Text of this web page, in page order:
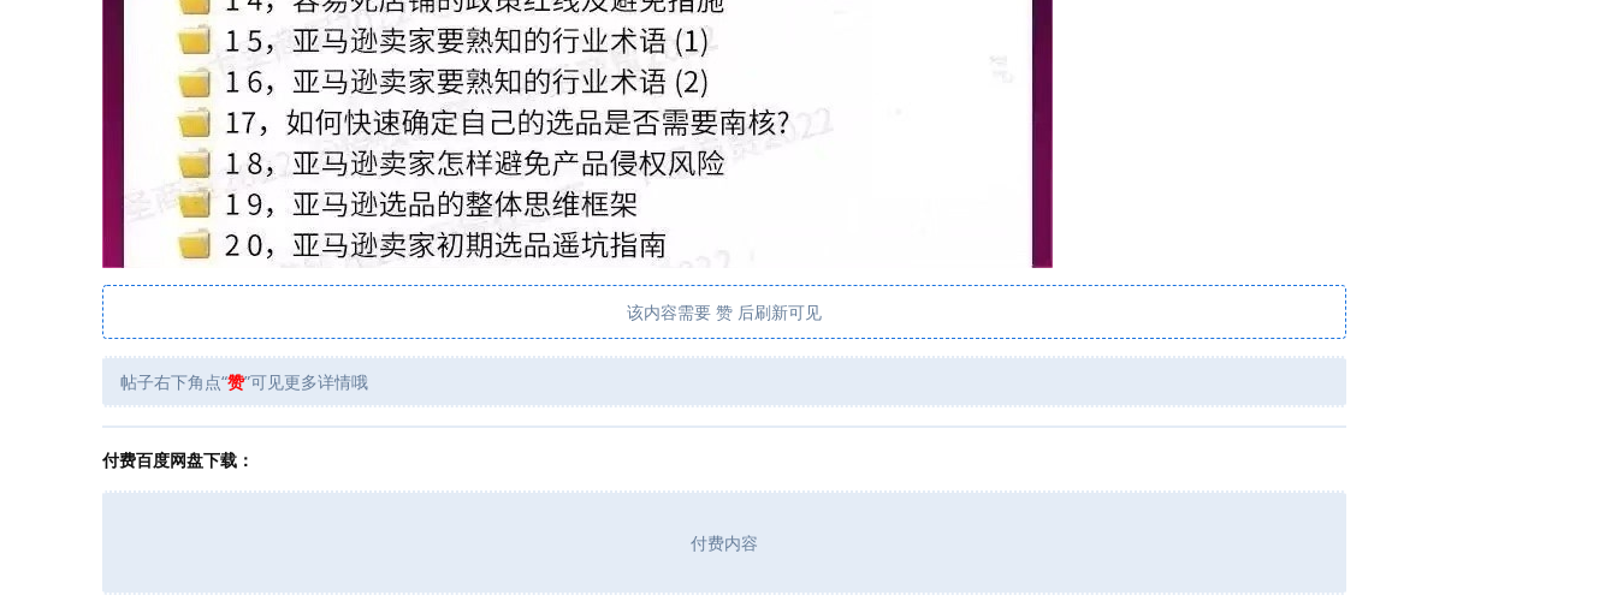
该内容需要 赞 后刷新可见
帖子右下角点“赞”可见更多详情哦
付费百度网盘下载：
付费内容